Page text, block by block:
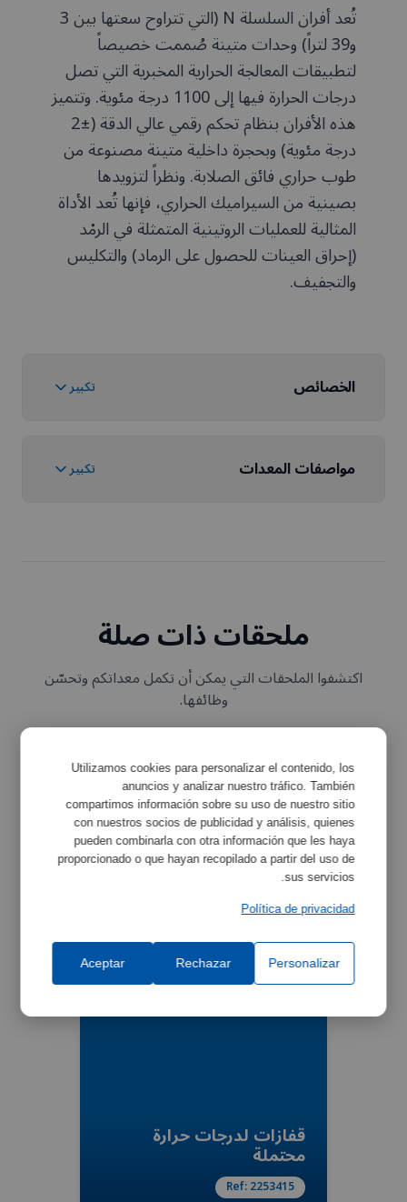
تُعد أفران السلسلة N (التي تتراوح سعتها بين 3
و39 لتراً) وحدات متينة صُممت خصيصاً
لتطبيقات المعالجة الحرارية المخبرية التي تصل
درجات الحرارة فيها إلى 1100 درجة مئوية. وتتميز
هذه الأفران بنظام تحكم رقمي عالي الدقة (±2
درجة مئوية) وبحجرة داخلية متينة مصنوعة من
طوب حراري فائق الصلابة. ونظراً لتزويدها
بصينية من السيراميك الحراري، فإنها تُعد الأداة
المثالية للعمليات الروتينية المتمثلة في الرمْد
(إحراق العينات للحصول على الرماد) والتكليس
والتجفيف.
الخصائص تكبير
مواصفات المعدات تكبير
ملحقات ذات صلة
اكتشفوا الملحقات التي يمكن أن تكمل معداتكم وتحسّن
وظائفها.
أنبوب استخلاص خارجي
Ref:2200858
قفازات لدرجات حرارة
محتملة
Ref:2253415
Utilizamos cookies para personalizar el contenido, los
anuncios y analizar nuestro tráfico. También
compartimos información sobre su uso de nuestro sitio
con nuestros socios de publicidad y análisis, quienes
pueden combinarla con otra información que les haya
proporcionado o que hayan recopilado a partir del uso de
sus servicios.
Política de privacidad
Personalizar
Rechazar
Aceptar